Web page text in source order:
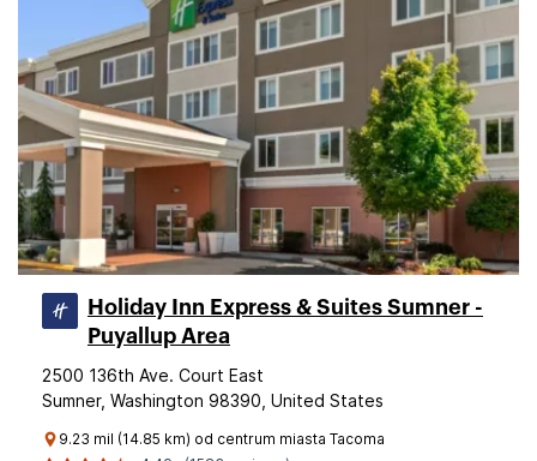
Holiday Inn Express & Suites Sumner -
Puyallup Area
2500 136th Ave. Court East
Sumner, Washington 98390, United States
9.23 mil (14.85 km) od centrum miasta Tacoma